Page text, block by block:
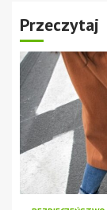
Przeczytaj